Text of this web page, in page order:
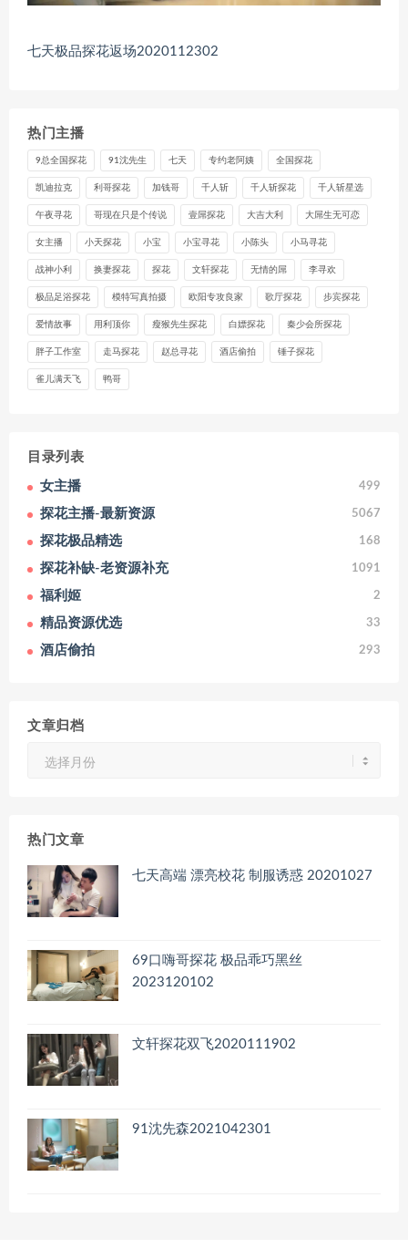
七天极品探花返场2020112302
热门主播
9总全国探花 91沈先生 七天 专约老阿姨 全国探花
凯迪拉克 利哥探花 加钱哥 千人斩 千人斩探花 千人斩星选
午夜寻花 哥现在只是个传说 壹屌探花 大吉大利 大屌生无可恋
女主播 小天探花 小宝 小宝寻花 小陈头 小马寻花
战神小利 换妻探花 探花 文轩探花 无情的屌 李寻欢
极品足浴探花 模特写真拍摄 欧阳专攻良家 歌厅探花 步宾探花
爱情故事 用利顶你 瘦猴先生探花 白嫖探花 秦少会所探花
胖子工作室 走马探花 赵总寻花 酒店偷拍 锤子探花
雀儿满天飞 鸭哥
目录列表
女主播 499
探花主播-最新资源 5067
探花极品精选 168
探花补缺-老资源补充 1091
福利姬 2
精品资源优选 33
酒店偷拍 293
文章归档
热门文章
七天高端 漂亮校花 制服诱惑 20201027
69口嗨哥探花 极品乖巧黑丝
2023120102
文轩探花双飞2020111902
91沈先森2021042301